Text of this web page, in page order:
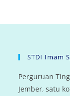
STDI Imam
Perguruan
Jember, satu